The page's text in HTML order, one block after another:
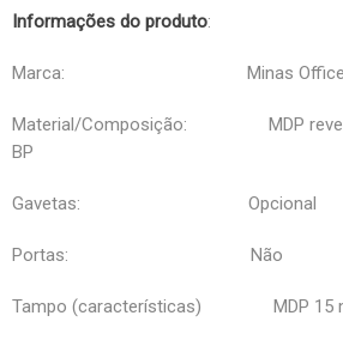
Informações do produto:
Marca: Minas Office
Material/Composição: MDP
BP
Gavetas: Opcional
Portas: Não
Tampo (características) MDP 15